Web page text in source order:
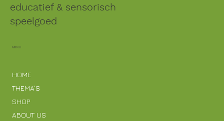
educatief & sensorisch
speelgoed
MENU
HOME
THEMA'S
SHOP
ABOUT US